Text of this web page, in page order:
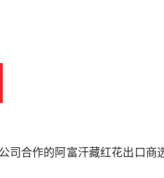
合作的阿富汗藏红花出口商